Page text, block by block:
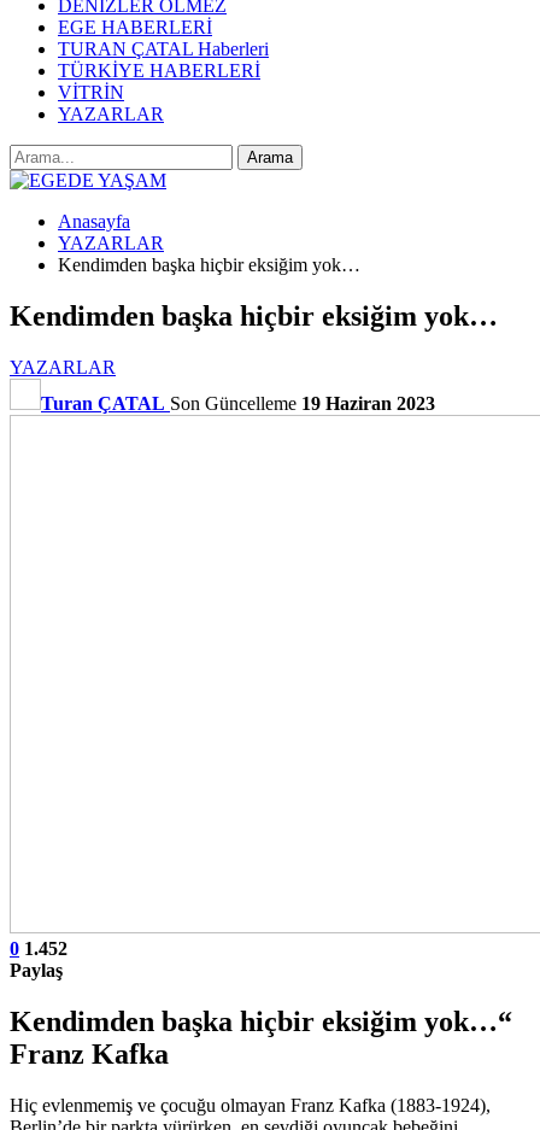
DENİZLER ÖLMEZ
EGE HABERLERİ
TURAN ÇATAL Haberleri
TÜRKİYE HABERLERİ
VİTRİN
YAZARLAR
Anasayfa
YAZARLAR
Kendimden başka hiçbir eksiğim yok…
Kendimden başka hiçbir eksiğim yok…
YAZARLAR
Turan ÇATAL Son Güncelleme 19 Haziran 2023
0 1.452
Paylaş
Kendimden başka hiçbir eksiğim yok…“
Franz Kafka
Hiç evlenmemiş ve çocuğu olmayan Franz Kafka (1883-1924),